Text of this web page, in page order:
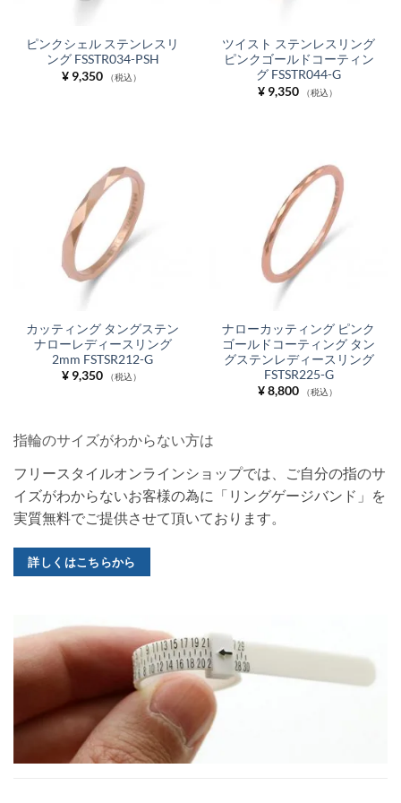
ピンクシェル ステンレスリ
ング FSSTR034-PSH
¥9,350 （税込）
ツイスト ステンレスリング
ピンクゴールドコーティン
グ FSSTR044-G
¥9,350 （税込）
カッティング タングステン
ナローレディースリング
2mm FSTSR212-G
¥9,350 （税込）
ナローカッティング ピンク
ゴールドコーティング タン
グステンレディースリング
FSTSR225-G
¥8,800 （税込）
指輪のサイズがわからない方は
フリースタイルオンラインショップでは、ご自分の指のサ
イズがわからないお客様の為に「リングゲージバンド」を
実質無料でご提供させて頂いております。
詳しくはこちらから